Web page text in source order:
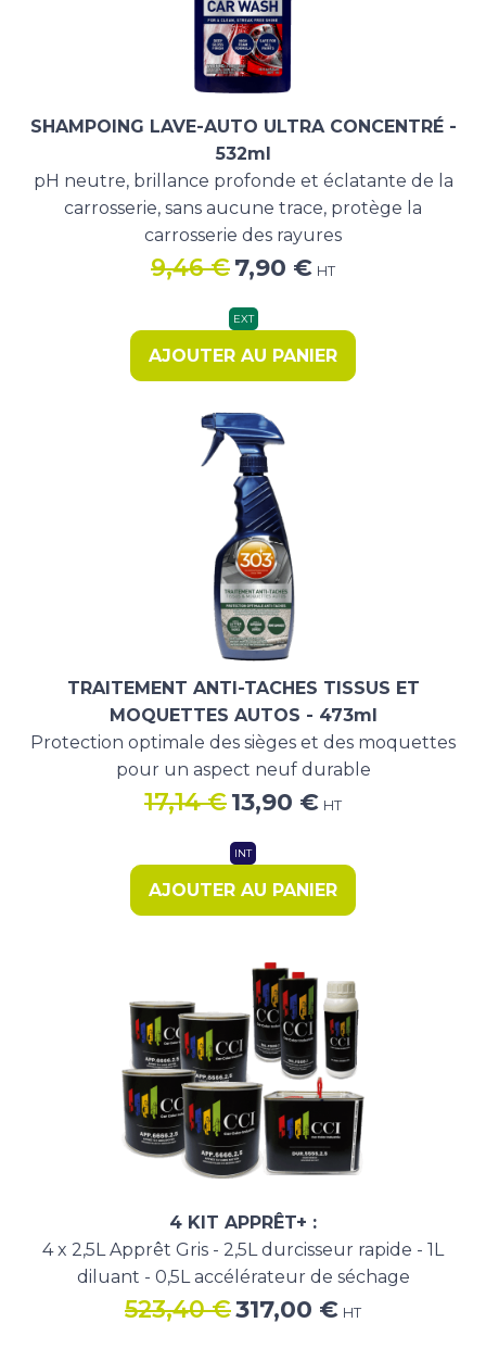
SHAMPOING LAVE-AUTO ULTRA CONCENTRÉ -
532ml
pH neutre, brillance profonde et éclatante de la
carrosserie, sans aucune trace, protège la
carrosserie des rayures
9,46€ Le
initial
7,90 €Le
7,90 €.
HT
EXT
AJOUTER AU PANIER
TRAITEMENT ANTI-TACHES TISSUS ET
MOQUETTES AUTOS - 473ml
Protection optimale des sièges et des moquettes
pour un aspect neuf durable
17,14€ Le
initial
13,90 €Le
13,90 €.
HT
INT
AJOUTER AU PANIER
4 KIT APPRÊT+ :
4 x 2,5L Apprêt Gris - 2,5L durcisseur rapide - 1L
diluant - 0,5L accélérateur de séchage
523,40€ Le
317,00 €LeHT